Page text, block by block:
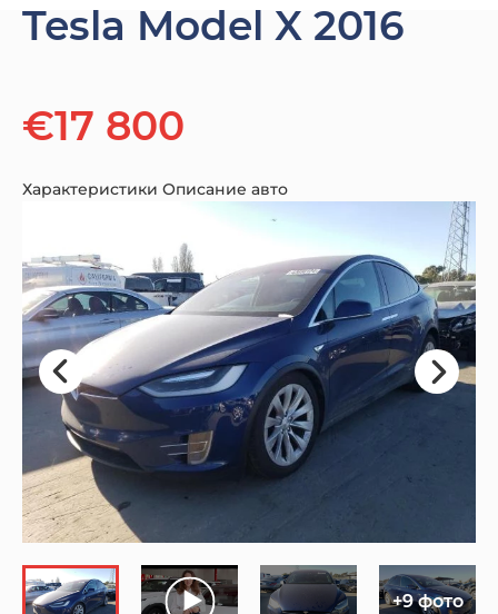
Tesla Model X 2016
€17 800
Характеристики Описание авто
+9 фото